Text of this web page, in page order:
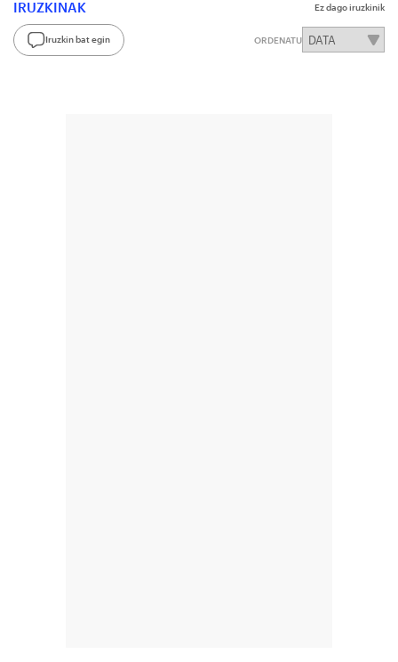
IRUZKINAK Ez dago iruzkinik
Iruzkin bat egin ORDENATU